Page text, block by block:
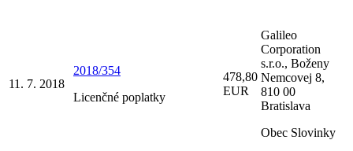
11. 7. 2018
2018/354
Licenčné poplatky
478,80
EUR
Galileo
Corporation
s.r.o., Boženy
Nemcovej 8,
810 00
Bratislava
Obec Slovinky